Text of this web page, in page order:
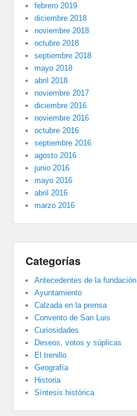
febrero 2019
diciembre 2018
noviembre 2018
octubre 2018
septiembre 2018
mayo 2018
abril 2018
noviembre 2017
diciembre 2016
noviembre 2016
octubre 2016
septiembre 2016
agosto 2016
junio 2016
mayo 2016
abril 2016
marzo 2016
Categorías
Antecedentes de la fundación
Ayuntamiento
Calzada en la prensa
Convento de San Luis
Curiosidades
Deseos, votos y súplicas
El trenillo
Geografía
Historia
Síntesis histórica